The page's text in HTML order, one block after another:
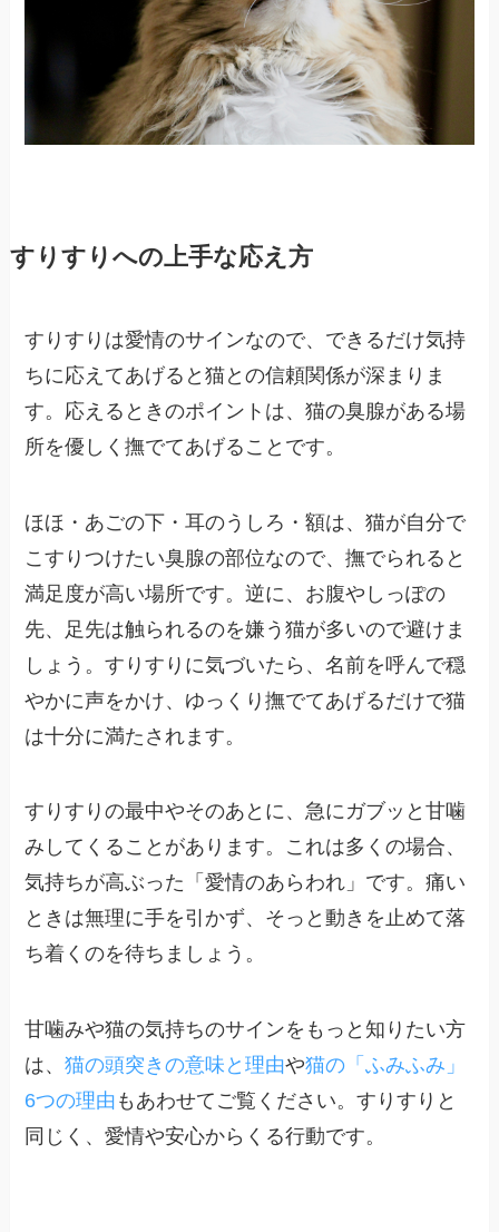
すりすりへの上手な応え方
すりすりは愛情のサインなので、できるだけ気持
ちに応えてあげると猫との信頼関係が深まりま
す。応えるときのポイントは、猫の臭腺がある場
所を優しく撫でてあげることです。
ほほ・あごの下・耳のうしろ・額は、猫が自分で
こすりつけたい臭腺の部位なので、撫でられると
満足度が高い場所です。逆に、お腹やしっぽの
先、足先は触られるのを嫌う猫が多いので避けま
しょう。すりすりに気づいたら、名前を呼んで穏
やかに声をかけ、ゆっくり撫でてあげるだけで猫
は十分に満たされます。
すりすりの最中やそのあとに、急にガブッと甘噛
みしてくることがあります。これは多くの場合、
気持ちが高ぶった「愛情のあらわれ」です。痛い
ときは無理に手を引かず、そっと動きを止めて落
ち着くのを待ちましょう。
甘噛みや猫の気持ちのサインをもっと知りたい方
は、猫の頭突きの意味と理由や猫の「ふみふみ」
6つの理由 もあわせてご覧ください。すりすりと
同じく、愛情や安心からくる行動です。